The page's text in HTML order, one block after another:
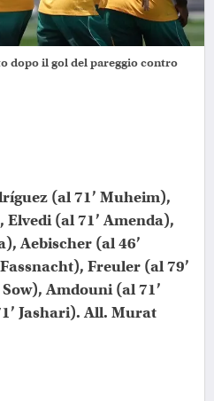
dopo il gol del pareggio contro
(al 71’ Muheim),
(al 71’ Amenda),
Aebischer (al 46’
Freuler (al 79’
Amdouni (al 71’
Jashari).All. Murat